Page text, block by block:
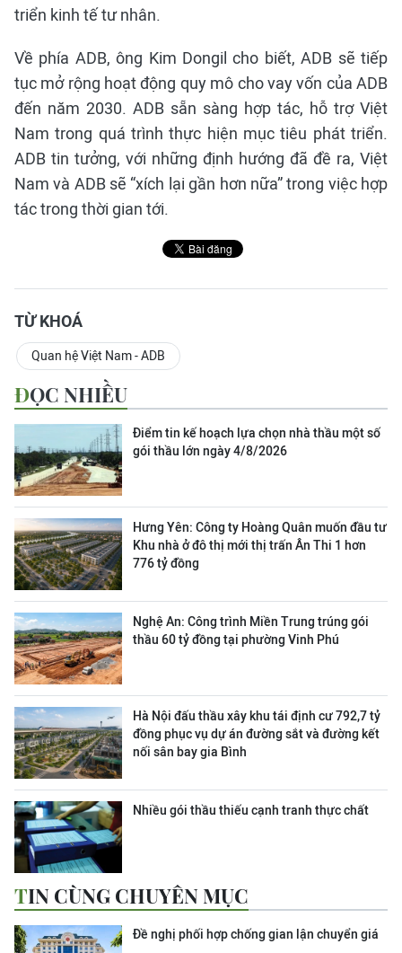
triển kinh tế tư nhân.
Về phía ADB, ông Kim Dongil cho biết, ADB sẽ tiếp
tục mở rộng hoạt động quy mô cho vay vốn của ADB
đến năm 2030. ADB sẵn sàng hợp tác, hỗ trợ Việt
Nam trong quá trình thực hiện mục tiêu phát triển.
ADB tin tưởng, với những định hướng đã đề ra, Việt
Nam và ADB sẽ “xích lại gần hơn nữa” trong việc hợp
tác trong thời gian tới.
TỪ KHOÁ
Quan hệ Việt Nam - ADB
ĐỌC NHIỀU
Điểm tin kế hoạch lựa chọn nhà thầu một số
gói thầu lớn ngày 4/8/2026
Hưng Yên: Công ty Hoàng Quân muốn đầu tư
Khu nhà ở đô thị mới thị trấn Ân Thi 1 hơn
776 tỷ đồng
Nghệ An: Công trình Miền Trung trúng gói
thầu 60 tỷ đồng tại phường Vinh Phú
Hà Nội đấu thầu xây khu tái định cư 792,7 tỷ
đồng phục vụ dự án đường sắt và đường kết
nối sân bay gia Bình
Nhiều gói thầu thiếu cạnh tranh thực chất
TIN CÙNG CHUYÊN MỤC
Đề nghị phối hợp chống gian lận chuyển giá